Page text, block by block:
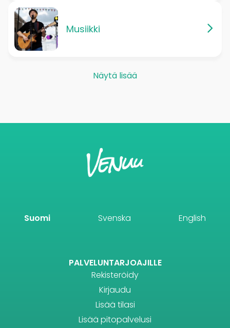
Musiikki
Näytä lisää
Suomi Svenska English
PALVELUNTARJOAJILLE
Rekisteröidy
Kirjaudu
Lisää tilasi
Lisää pitopalvelusi